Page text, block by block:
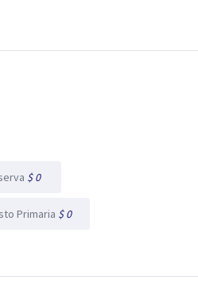
$ 0
Primaria $ 0